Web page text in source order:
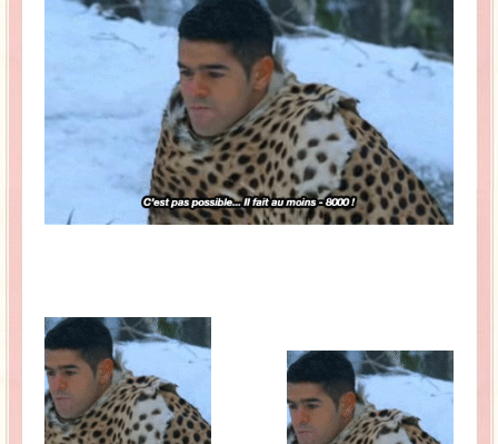
Ma période Weight Watchers